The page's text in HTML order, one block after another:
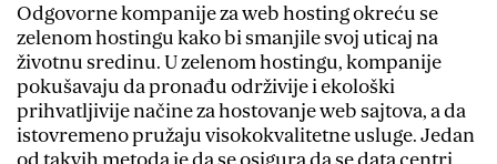
Odgovorne kompanije za web hosting okreću se
zelenom hostingu kako bi smanjile svoj uticaj na
životnu sredinu. U zelenom hostingu, kompanije
pokušavaju da pronađu održivije i ekološki
prihvatljivije načine za hostovanje web sajtova, a da
istovremeno pružaju visokokvalitetne usluge. Jedan